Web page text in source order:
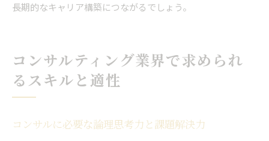
長期的なキャリア構築につながるでしょう。
コンサルティング業界で求められ
るスキルと適性
コンサルに必要な論理思考力と課題解決力